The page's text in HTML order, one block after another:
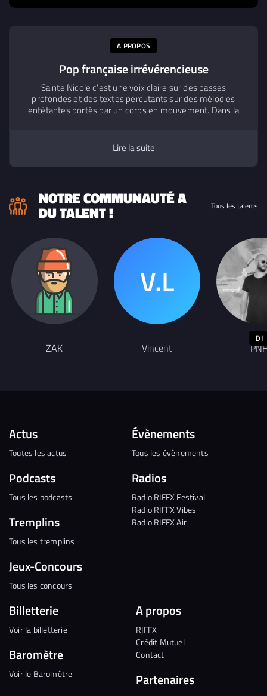
A PROPOS
Pop française irrévérencieuse
Sainte Nicole c’est une voix claire sur des basses
profondes et des textes percutants sur des mélodies
entêtantes portés par un corps en mouvement. Dans la
joyeuse son identité et sa féminité. Elle s'inscrit dans une
époque qui cherche à renverser les codes avec humour,
intelligence et impertinence. De la pop actuelle qui prend
qui déploie ses ailes en hommage à ses deux grands-
mères, toutes deux prénommées Nicole.
Lire la suite
NOTRE COMMUNAUTÉ A
DU TALENT ! Tous les talents
ZAK Vincent
DJ
Actus
Toutes les actus
Podcasts
Tous les podcasts
Tremplins
Tous les tremplins
Jeux-Concours
Tous les concours
Évènements
Tous les évènements
Radios
Radio RIFFX Festival
Radio RIFFX Vibes
Radio RIFFX Air
Billetterie
Voir la billetterie
Baromètre
Voir le Baromètre
A propos
RIFFX
Crédit Mutuel
Contact
Partenaires